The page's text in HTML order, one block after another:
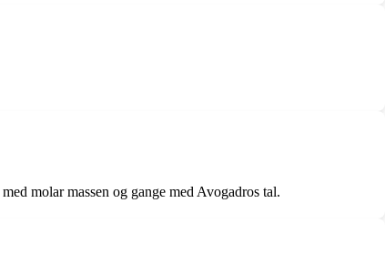
molar massen og gange med Avogadros tal.